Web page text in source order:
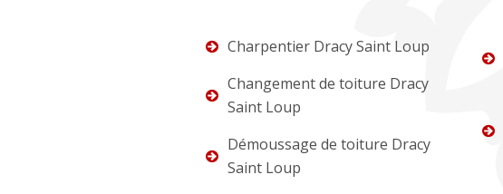
Charpentier Dracy Saint Loup
Changement de toiture Dracy
Saint Loup
Démoussage de toiture Dracy
Saint Loup